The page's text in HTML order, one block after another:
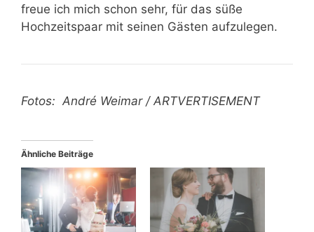
freue ich mich schon sehr, für das süße
Hochzeitspaar mit seinen Gästen aufzulegen.
Fotos: André Weimar / ARTVERTISEMENT
Ähnliche Beiträge